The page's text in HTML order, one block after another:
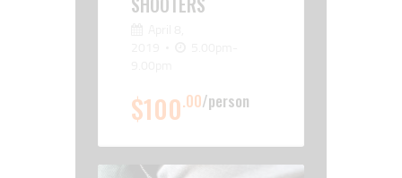
$100.00 person